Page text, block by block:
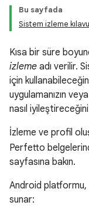
Bu sayfada
Sistem izleme
Kısa bir süre
izleme adı verilir.
için
uygulamanızın
nasıl
İzleme ve profil
Perfetto
sayfasına bakın.
Android platformu,
sunar: